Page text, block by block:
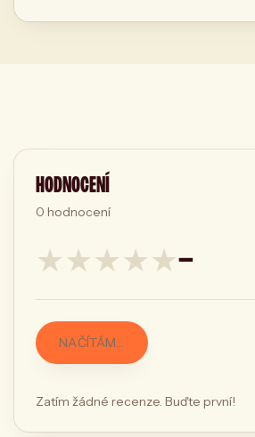
HODNOCENÍ
0 hodnocení
★★★★★—
NAČÍTÁM…
Zatím žádné recenze. Buďte první!